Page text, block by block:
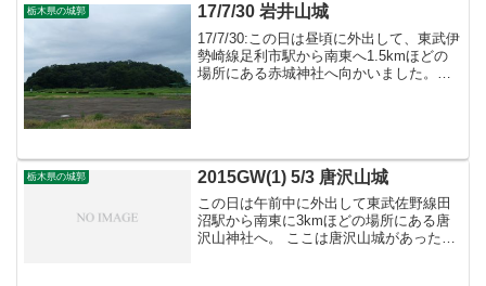
栃木県の城郭 17/7/30 岩井山城
17/7/30:この日は昼頃に外出して、東武伊
勢崎線足利市駅から南東へ1.5kmほどの
場所にある赤城神社へ向かいました。こ
栃木県の城郭 2015GW(1) 5/3 唐沢山城
この日は午前中に外出して東武佐野線田
沼駅から南東に3kmほどの場所にある唐
沢山神社へ。 ここは唐沢山城があった場